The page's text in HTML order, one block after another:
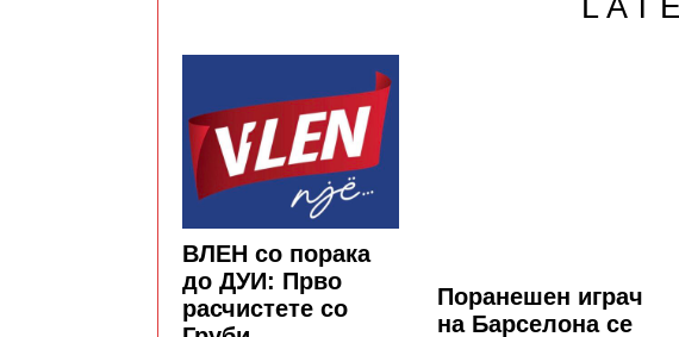
ВЛЕН со порака
до ДУИ: Прво
расчистете со
Поранешен играч
на Барселона се